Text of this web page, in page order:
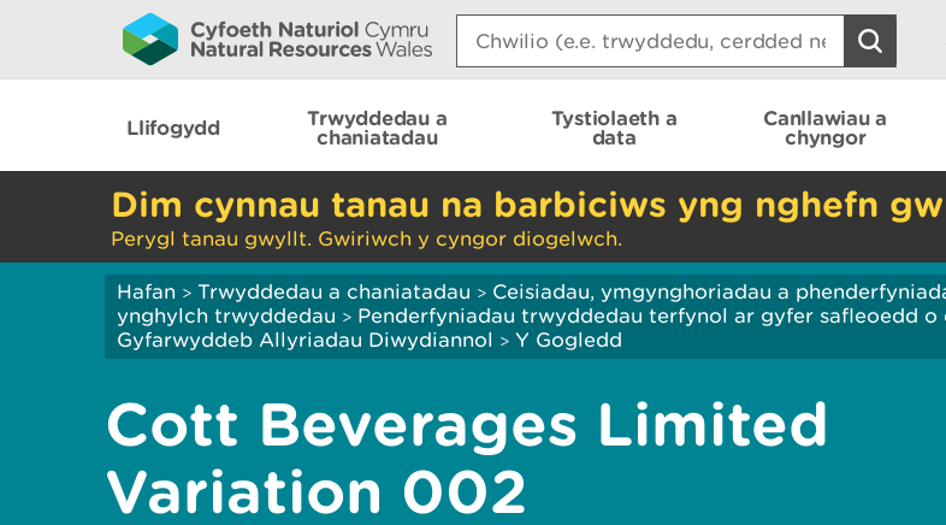
Search:
Llifogydd
Trwyddedau a
chaniatadau
Tystiolaeth a
data
Canllawiau a
chyngor
Dim cynnau tanau na barbiciws yng nghefn
Perygl tanau gwyllt. Gwiriwch y cyngor diogelwch.
Hafan > Trwyddedau a chaniatadau > Ceisiadau, ymgynghoriadau a
ynghylch trwyddedau > Penderfyniadau trwyddedau terfynol ar gyfer safleoedd o
Gyfarwyddeb Allyriadau Diwydiannol > Y Gogledd
Cott Beverages Limited
Variation 002